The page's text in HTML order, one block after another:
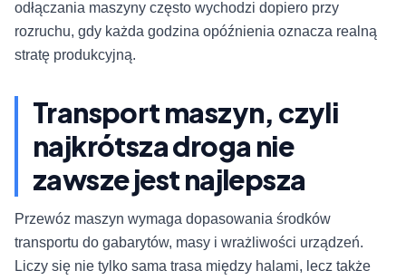
odłączania maszyny często wychodzi dopiero przy
rozruchu, gdy każda godzina opóźnienia oznacza realną
stratę produkcyjną.
Transport maszyn, czyli
najkrótsza droga nie
zawsze jest najlepsza
Przewóz maszyn wymaga dopasowania środków
transportu do gabarytów, masy i wrażliwości urządzeń.
Liczy się nie tylko sama trasa między halami, lecz także